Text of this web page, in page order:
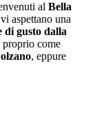
al Bella
aspettano una
di gusto dalla
proprio come
, eppure